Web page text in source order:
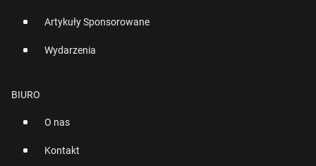
Artykuły Sponsorowane
Wydarzenia
BIURO
O nas
Kontakt